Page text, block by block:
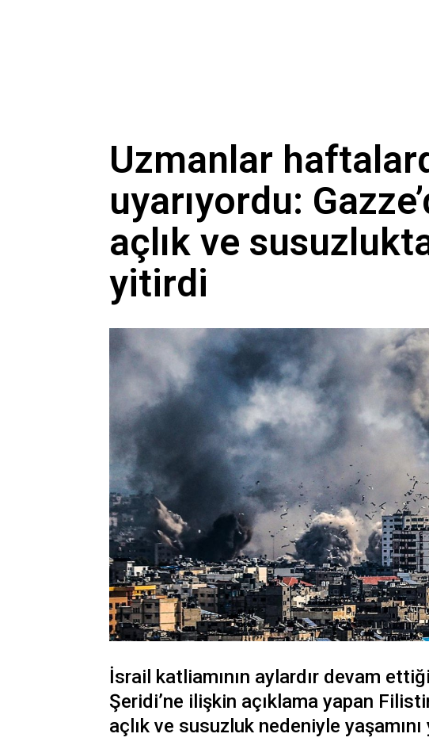
Uzmanlar
uyarıyordu:
açlık ve
yitirdi
İsrail katliamının aylardır devam
Şeridi’ne ilişkin açıklama yapan
açlık ve susuzluk nedeniyle